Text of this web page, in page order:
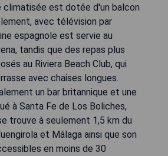
climatisée est dotée d'un balcon
avec télévision par
espagnole est servie au
tandis que des repas plus
au Riviera Beach Club, qui
avec chaises longues.
un bar britannique et une
à Santa Fe de Los Boliches,
trouve à seulement 1,5 km du
et Málaga ainsi que son
en moins de 30